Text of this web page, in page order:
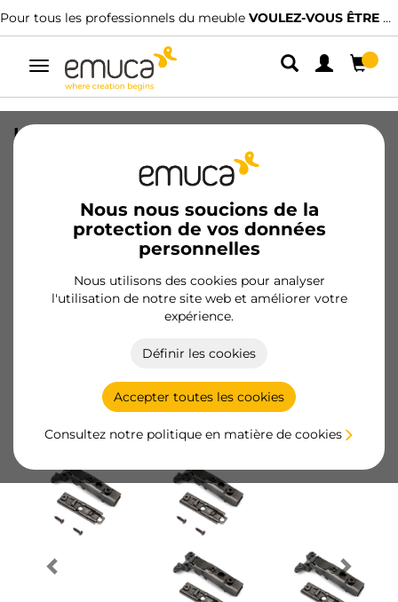
Pour tous les professionnels du meuble VOULEZ-VOUS ÊTRE CLIENT ?
Alterner
navigation
Nous nous soucions de la
protection de vos données
personnelles
Nous utilisons des cookies pour analyser
l'utilisation de notre site web et améliorer votre
expérience.
Définir les cookies
Accepter toutes les cookies
Consultez notre politique en matière de cookies
Kit de charnière droite X91 pour
profilés en aluminium et embase
droite, à visser, acier et zamak, Titane
1025452/EAN 8432393364612
Produits essentiels
Devenir client